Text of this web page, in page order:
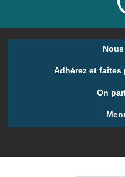
Adhérez et faites
On